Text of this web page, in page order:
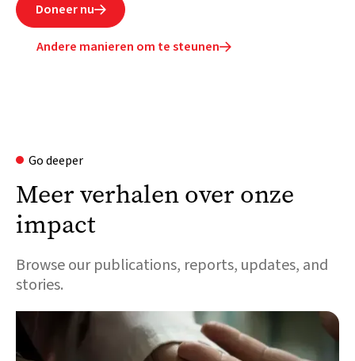
Doneer nu
Andere manieren om te steunen
Go deeper
Meer verhalen over onze
impact
Browse our publications, reports, updates, and
stories.